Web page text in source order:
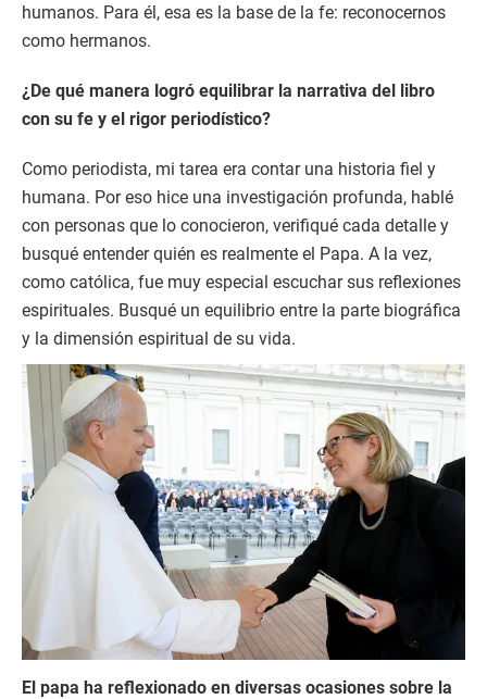
humanos. Para él, esa es la base de la fe: reconocernos
como hermanos.
¿De qué manera logró equilibrar la narrativa del libro
con su fe y el rigor periodístico?
Como periodista, mi tarea era contar una historia fiel y
humana. Por eso hice una investigación profunda, hablé
con personas que lo conocieron, verifiqué cada detalle y
busqué entender quién es realmente el Papa. A la vez,
como católica, fue muy especial escuchar sus reflexiones
espirituales. Busqué un equilibrio entre la parte biográfica
y la dimensión espiritual de su vida.
El papa ha reflexionado en diversas ocasiones sobre la